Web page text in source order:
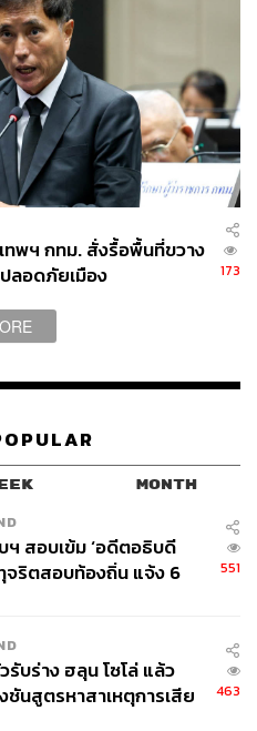
ทพฯ กทม. สั่งรื้อพื้นที่ขวาง
ลอดภัยเมือง
173
MONTH
ฯ สอบเข้ม ‘อดีตอธิบดี
จริตสอบท้องถิ่น แจ้ง 6
551
รับร่าง ฮลุน โซโล่ แล้ว
ชันสูตรหาสาเหตุการเสีย
463